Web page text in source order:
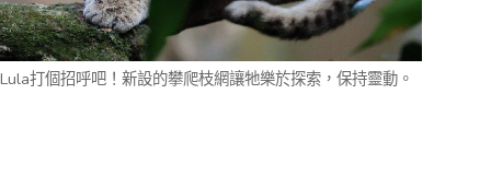
打個招呼吧！新設的攀爬枝網讓牠樂於探索，保持靈動。